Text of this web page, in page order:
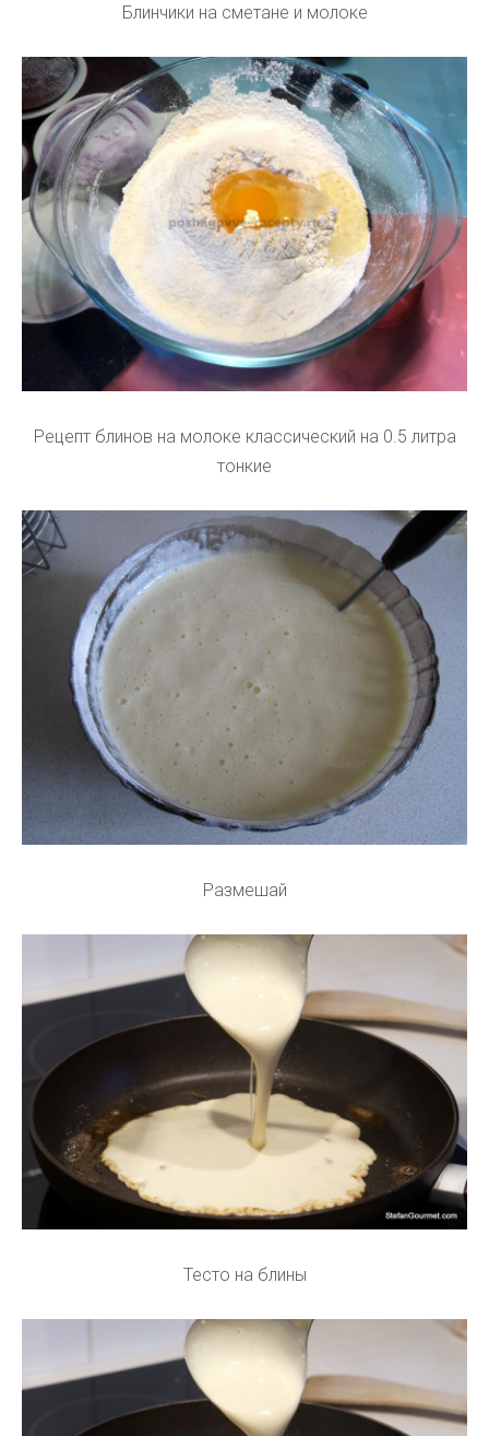
Блинчики на сметане и молоке
Рецепт блинов на молоке классический на 0.5 литра
тонкие
Размешай
Тесто на блины